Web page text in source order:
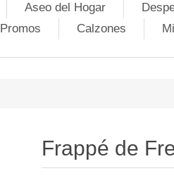
Aseo del Hogar
Promos Calzones
Frappé de